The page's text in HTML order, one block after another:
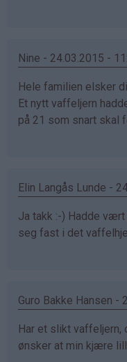
Nine - 24.03.2015 -
Hele familien elsker
Et nytt vaffeljern
på 21 som snart skal
Elin Langås Lunde -
Ja takk :-) Hadde
seg fast i det
Guro Bakke Hansen -
Har et slikt vaffeljern,
ønsker at min kjære